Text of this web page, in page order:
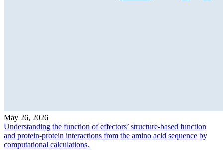
May 26, 2026
Understanding the function of effectors’ structure-based function
and protein-protein interactions from the amino acid sequence by
computational calculations.